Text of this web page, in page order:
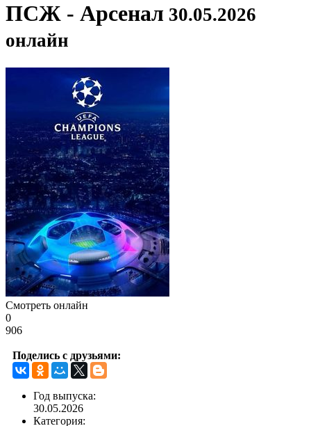
ПСЖ - Арсенал 30.05.2026
онлайн
Смотреть онлайн
0
906
Поделись с друзьями:
Год выпуска:
30.05.2026
Категория: